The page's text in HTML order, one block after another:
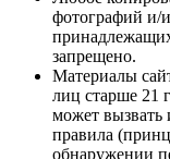
фотографий и/
запрещено.
Материалы
лиц старше 21
может вызвать
правила
обнаружении